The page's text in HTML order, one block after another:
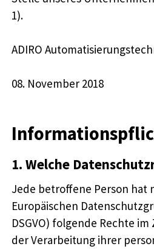
1).
ADIRO
08. November 2018
1. Welche
Jede betroffene Person hat
Europäischen
DSGVO) folgende Rechte
der Verarbeitung ihrer